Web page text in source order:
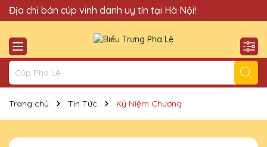
Quà Tặng Cúp Pha Lê Hà Nội QTG xin chào Quý Khách!
Địa chỉ bán cúp vinh danh uy tín tại Hà Nội!
Trang chủ Tin Tức Kỷ Niệm Chương